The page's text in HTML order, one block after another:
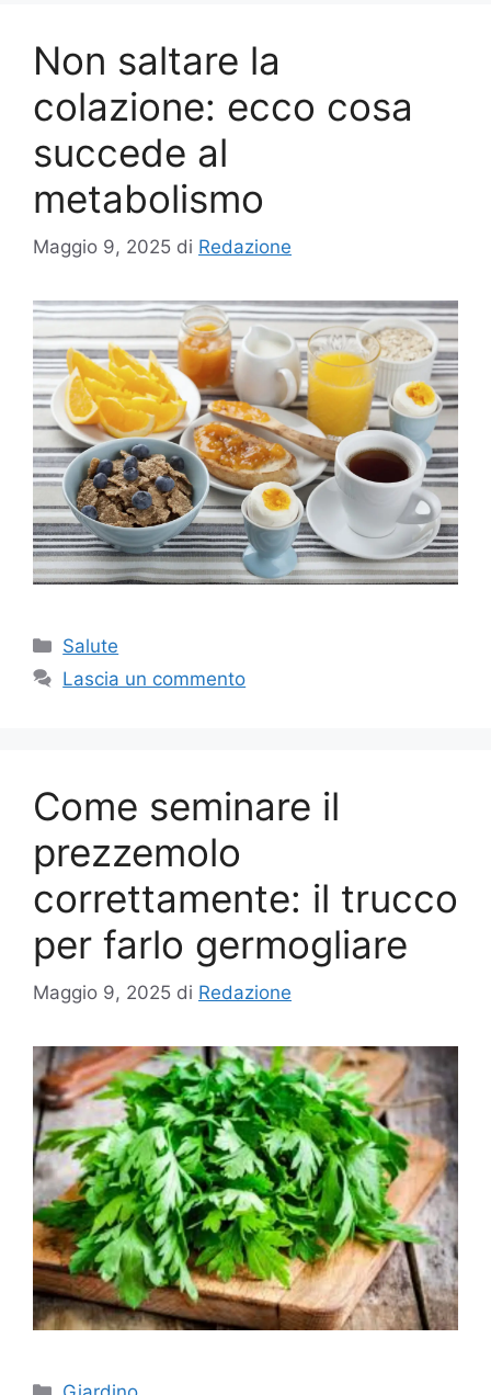
Non saltare la
colazione: ecco cosa
succede al
metabolismo
Maggio 9, 2025 di Redazione
Categorie
Salute
Lascia un commento
Come seminare il
prezzemolo
correttamente: il trucco
per farlo germogliare
Maggio 9, 2025 di Redazione
Categorie